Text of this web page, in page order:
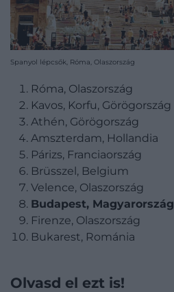
Spanyol lépcsők, Róma, Olaszország
Róma, Olaszország
Kavos, Korfu, Görögország
Athén, Görögország
Amszterdam, Hollandia
Párizs, Franciaország
Brüsszel, Belgium
Velence, Olaszország
Budapest, Magyarország
Firenze, Olaszország
Bukarest, Románia
Olvasd el ezt is!